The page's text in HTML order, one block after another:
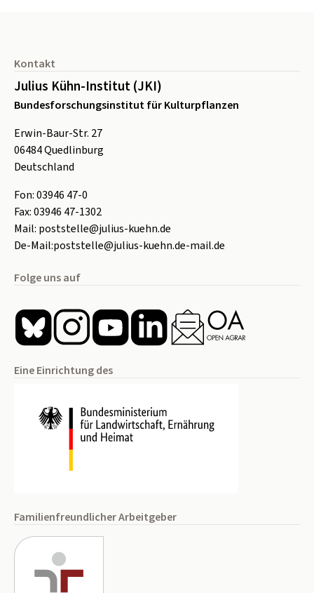
Kontakt
Julius Kühn-Institut (JKI)
Bundesforschungsinstitut für Kulturpflanzen
Erwin-Baur-Str. 27
06484Quedlinburg
Deutschland
Fon:03946 47-0
Fax:03946 47-1302
Mail: poststelle@julius-kuehn.de
De-Mail:poststelle@julius-kuehn.de-mail.de
Folge uns auf
Eine Einrichtung des
Familienfreundlicher Arbeitgeber